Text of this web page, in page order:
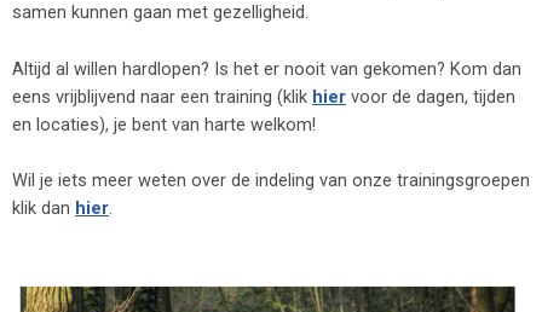
samen kunnen gaan met gezelligheid.
Altijd al willen hardlopen? Is het er nooit van gekomen? Kom dan
eens vrijblijvend naar een training (klik hier voor de dagen, tijden
en locaties), je bent van harte welkom!
Wil je iets meer weten over de indeling van onze trainingsgroepen
klik dan hier.